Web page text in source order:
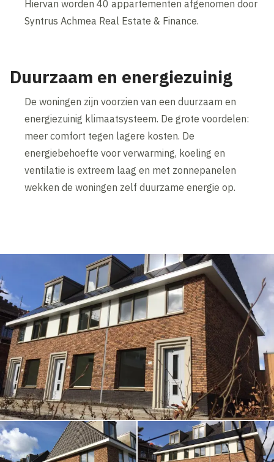
Hiervan worden 40 appartementen afgenomen door
Syntrus Achmea Real Estate & Finance.
Duurzaam en energiezuinig
De woningen zijn voorzien van een duurzaam en
energiezuinig klimaatsysteem. De grote voordelen:
meer comfort tegen lagere kosten. De
energiebehoefte voor verwarming, koeling en
ventilatie is extreem laag en met zonnepanelen
wekken de woningen zelf duurzame energie op.